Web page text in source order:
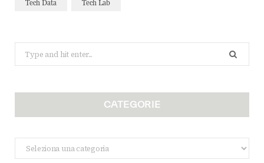
Tech Data Tech Lab
for:
CATEGORIE
Categorie